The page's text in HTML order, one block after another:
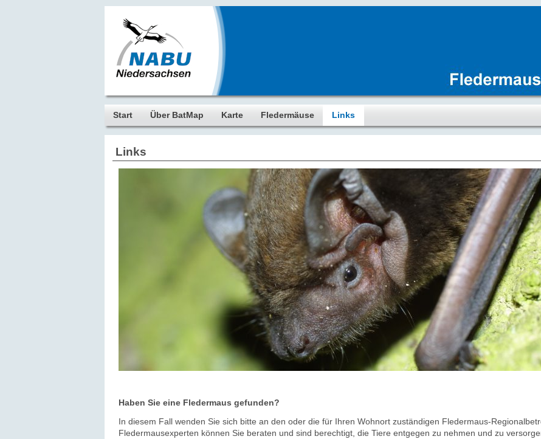
Start Über BatMap Karte Fledermäuse Links
Links
Haben Sie eine Fledermaus gefunden?
In diesem Fall wenden Sie sich bitte an den oder die für Ihren Wohnort zuständigen Fledermaus-
Fledermausexperten können Sie beraten und sind berechtigt, die Tiere entgegen zu nehmen und zu